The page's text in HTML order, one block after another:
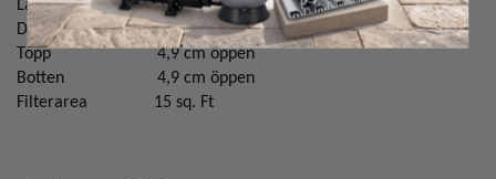
Länd filter
254 mm
Diameter filter
143 mm
Topp
4,9 cm öppen
Botten
4,9 cm öppen
Filterarea
15 sq. Ft